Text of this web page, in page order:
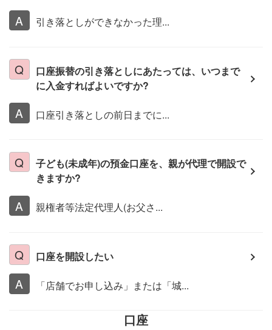
引き落としができなかった理...
口座振替の引き落としにあたっては、いつまで
に入金すればよいですか?
口座引き落としの前日までに...
子ども(未成年)の預金口座を、親が代理で開設で
きますか?
親権者等法定代理人(お父さ...
口座を開設したい
「店舗でお申し込み」または「城...
口座